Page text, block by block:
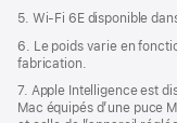
5. Wi-Fi 6E disponible
6. Le poids varie en
fabrication.
7. Apple Intelligence est
Mac équipés d’une puce